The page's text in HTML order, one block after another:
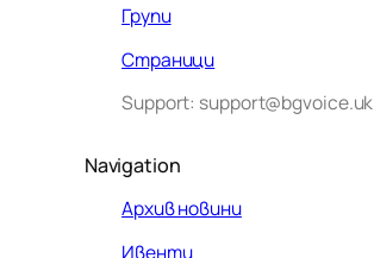
Групи
Страници
Support: support@bgvoice.uk
Navigation
Архив новини
Ивенти